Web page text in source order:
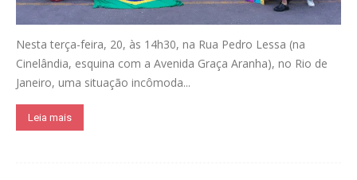
Nesta terça-feira, 20, às 14h30, na Rua Pedro Lessa (na
Cinelândia, esquina com a Avenida Graça Aranha), no Rio de
Janeiro, uma situação incômoda...
Leia mais